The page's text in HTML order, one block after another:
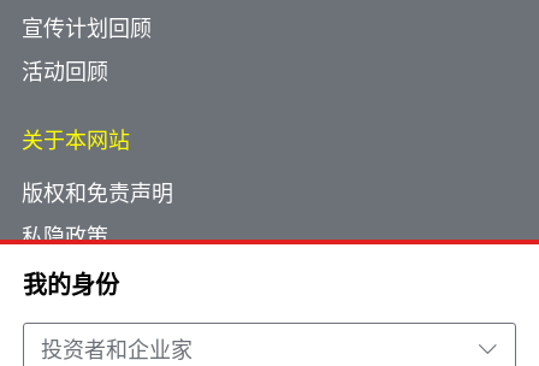
我的身份
投资者和企业家
宣传计划回顾
活动回顾
关于本网站
版权和免责声明
私隐政策
使用小型文字档案
网页指南